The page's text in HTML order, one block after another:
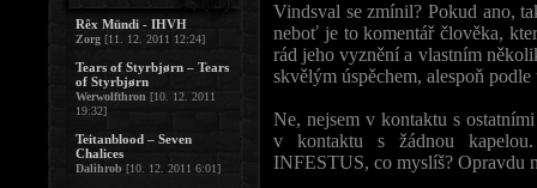
Vindsval se zmínil? Pokud ano,
neboť je to komentář člověka,
rád jeho vyznění a vlastním
skvělým úspěchem, alespoň
Ne, nejsem v kontaktu s
v kontaktu s žádnou
INFESTUS, co myslíš? Opravdu
Rêx Mündi - IHVH
Zorg [11. 12. 2011 12:24]
Tears of Styrbjørn – Tears
of Styrbjørn
Werwolfthron [10. 12. 2011
19:32]
Teitanblood – Seven
Chalices
Dalihrob [10. 12. 2011 6:01]